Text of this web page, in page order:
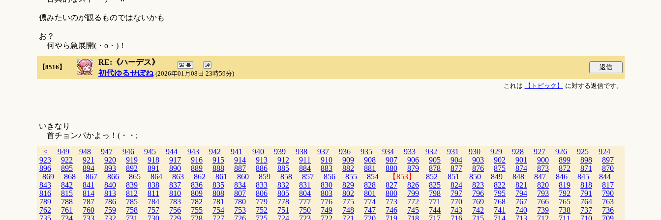
儂みたいのが観るものではないかも
お？
何やら急展開(・o・)！
【8516】
RE:《ハーデス》
初代ゆるせぽね (2026年01月08日 23時59分)
これは
【トピック】 に対する返信です。
いきなり
首チョンパかよっ！(・・;
<
949 948 947 946 945 944 943 942 941 940 939 938 937 936 935 934 933 932 931 930 929 928 927 926 925
924
923
922 921 920 919 918 917 916 915 914 913 912 911 910 909 908 907 906 905 904 903 902 901 900 899 898
897
896
895 894 893 892 891 890 889 888 887 886 885 884 883 882 881 880 879 878 877 876 875 874 873 872 871
870
869
868 867 866 865 864 863 862 861 860 859 858 857 856 855 854 【853】 852 851 850 849 848 847 846 845
844
843
842 841 840 839 838 837 836 835 834 833 832 831 830 829 828 827 826 825 824 823 822 821 820 819 818
817
816
815 814 813 812 811 810 809 808 807 806 805 804 803 802 801 800 799 798 797 796 795 794 793 792 791
790
789
788 787 786 785 784 783 782 781 780 779 778 777 776 775 774 773 772 771 770 769 768 767 766 765 764
763
762
761 760 759 758 757 756 755 754 753 752 751 750 749 748 747 746 745 744 743 742 741 740 739 738 737
736
735
734 733 732 731 730 729 728 727 726 725 724 723 722 721 720 719 718 717 716 715 714 713 712 711 710 709